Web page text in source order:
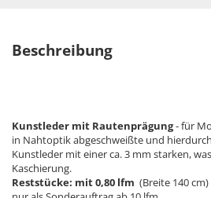
Beschreibung
Kunstleder mit Rautenprägung- für
in Nahtoptik abgeschweißte und
Kunstleder mit einer ca. 3 mm starken,
Kaschierung.
Reststücke: mit 0,80 lfm (Breite 140